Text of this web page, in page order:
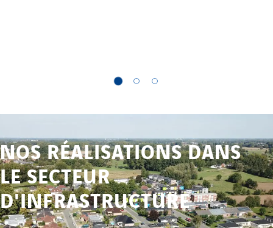
NOS RÉALISATIONS DANS
LE SECTEUR
D'INFRASTRUCTURE